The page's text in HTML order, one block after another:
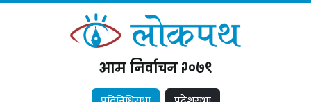
आम निर्वाचन २०७९